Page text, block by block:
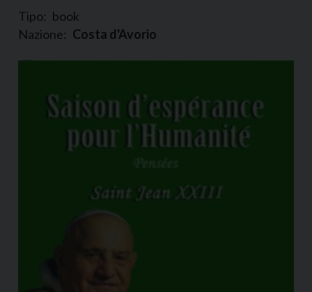
Tipo: book
Nazione: Costa d'Avorio